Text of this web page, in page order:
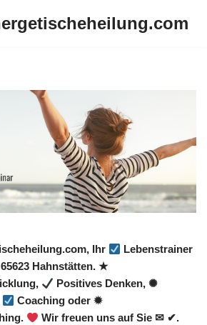
Ihr
Lebenstrainer
Hahnstätten. ★
Positives Denken, ✺
Coaching oder ✹
Wir freuen uns auf Sie ✉ ✔.